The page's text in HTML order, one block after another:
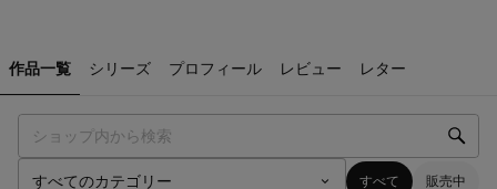
作品一覧 シリーズ プロフィール レビュー レター
すべて 販売中